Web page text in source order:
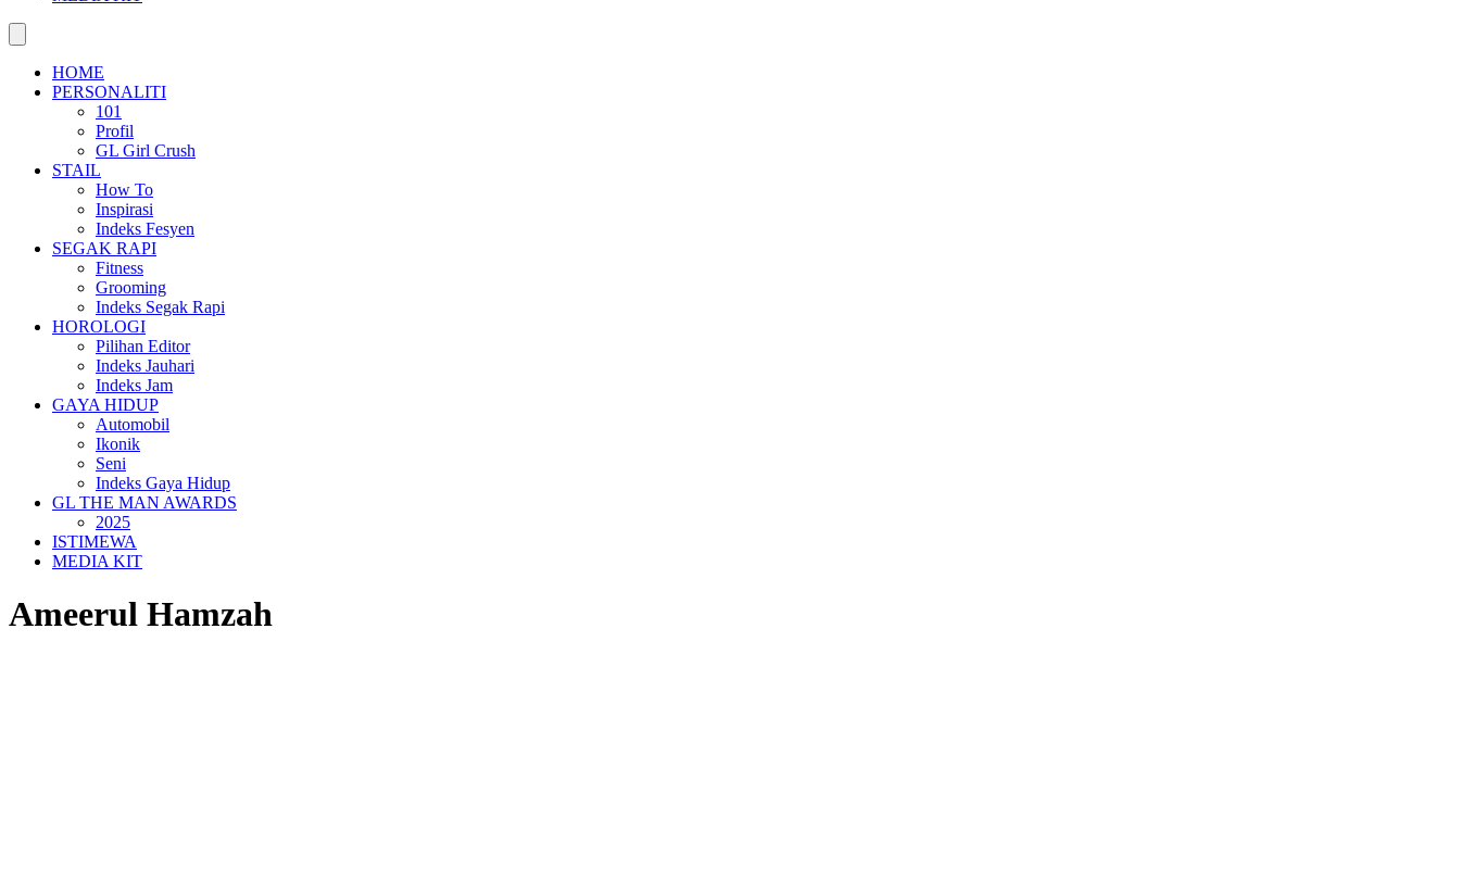
HOME
PERSONALITI
101
Profil
GL Girl Crush
STAIL
How To
Inspirasi
Indeks Fesyen
SEGAK RAPI
Fitness
Grooming
Indeks Segak Rapi
HOROLOGI
Pilihan Editor
Indeks Jauhari
Indeks Jam
GAYA HIDUP
Automobil
Ikonik
Seni
Indeks Gaya Hidup
GL THE MAN AWARDS
2025
ISTIMEWA
MEDIA KIT
Ameerul Hamzah